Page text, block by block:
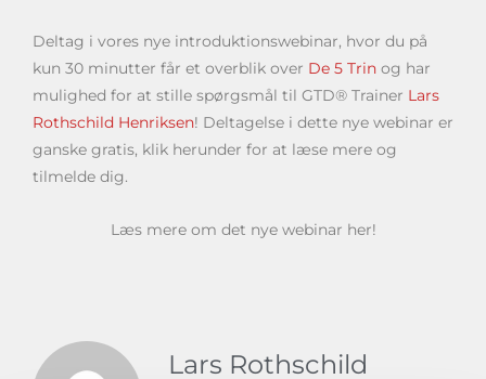
Deltag i vores nye introduktionswebinar, hvor du på
kun 30 minutter får et overblik over De 5 Trin og har
mulighed for at stille spørgsmål til GTD® Trainer Lars
Rothschild Henriksen! Deltagelse i dette nye webinar er
ganske gratis, klik herunder for at læse mere og
tilmelde dig.
Læs mere om det nye webinar her!
Lars Rothschild